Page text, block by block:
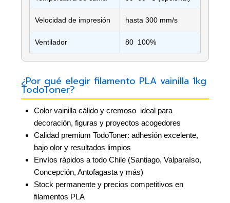
Velocidad de impresión hasta 300 mm/s
Ventilador 80  100%
¿Por qué elegir filamento PLA vainilla 1kg
TodoToner?
Color vainilla cálido y cremoso  ideal para
decoración, figuras y proyectos acogedores
Calidad premium TodoToner: adhesión excelente,
bajo olor y resultados limpios
Envíos rápidos a todo Chile (Santiago, Valparaíso,
Concepción, Antofagasta y más)
Stock permanente y precios competitivos en
filamentos PLA